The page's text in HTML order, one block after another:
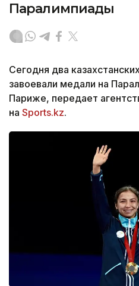
Паралимпиады
Сегодня два
завоевали медали на
Париже, передает
на Sports.kz.